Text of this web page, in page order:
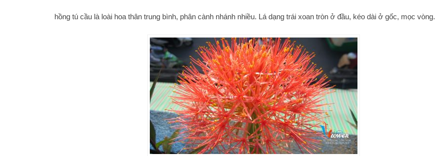
hồng tú cầu là loài hoa thân trung bình, phân cành nhánh nhiều. Lá dạng trái xoan tròn ở đầu, kéo dài ở gốc, mọc vòng.